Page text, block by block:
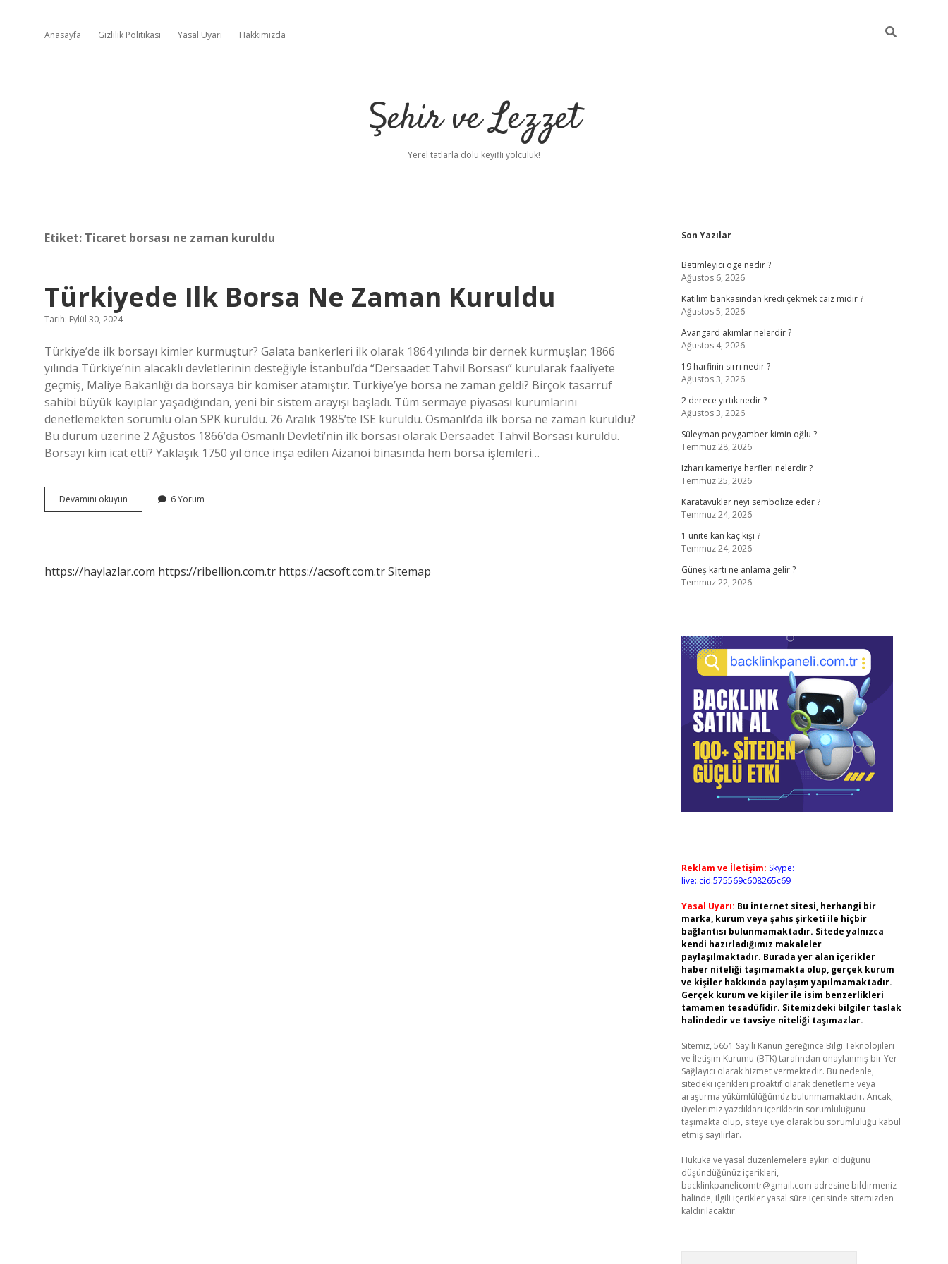
Anasayfa Gizlilik Politikası Yasal Uyarı Hakkımızda
Şehir ve Lezzet
Yerel tatlarla dolu keyifli yolculuk!
Etiket: Ticaret borsası ne zaman kuruldu
Türkiyede Ilk Borsa Ne Zaman Kuruldu
Tarih: Eylül 30, 2024
Türkiye’de ilk borsayı kimler kurmuştur? Galata bankerleri ilk olarak 1864 yılında bir dernek kurmuşlar; 1866
yılında Türkiye’nin alacaklı devletlerinin desteğiyle İstanbul’da “Dersaadet Tahvil Borsası” kurularak faaliyete
geçmiş, Maliye Bakanlığı da borsaya bir komiser atamıştır. Türkiye’ye borsa ne zaman geldi? Birçok tasarruf
sahibi büyük kayıplar yaşadığından, yeni bir sistem arayışı başladı. Tüm sermaye piyasası kurumlarını
denetlemekten sorumlu olan SPK kuruldu. 26 Aralık 1985’te ISE kuruldu. Osmanlı’da ilk borsa ne zaman kuruldu?
Bu durum üzerine 2 Ağustos 1866’da Osmanlı Devleti’nin ilk borsası olarak Dersaadet Tahvil Borsası kuruldu.
Borsayı kim icat etti? Yaklaşık 1750 yıl önce inşa edilen Aizanoi binasında hem borsa işlemleri…
Devamını okuyun Türkiyede
Ilk
6 Yorum
https://haylazlar.com https://ribellion.com.tr https://acsoft.com.trSitemap
Sidebar
Son Yazılar
Betimleyici öge nedir ?
Ağustos 6, 2026
Katılım bankasından kredi çekmek caiz midir ?
Ağustos 5, 2026
Avangard akımlar nelerdir ?
Ağustos 4, 2026
19 harfinin sırrı nedir ?
Ağustos 3, 2026
2 derece yırtık nedir ?
Ağustos 3, 2026
Süleyman peygamber kimin oğlu ?
Temmuz 28, 2026
Izharı kameriye harfleri nelerdir ?
Temmuz 25, 2026
Karatavuklar neyi sembolize eder ?
Temmuz 24, 2026
1 ünite kan kaç kişi ?
Temmuz 24, 2026
Güneş kartı ne anlama gelir ?
Temmuz 22, 2026
Reklam ve İletişim: Skype:
live:.cid.575569c608265c69
Yasal Uyarı: Bu internet sitesi, herhangi bir
marka, kurum veya şahıs şirketi ile hiçbir
bağlantısı bulunmamaktadır. Sitede yalnızca
kendi hazırladığımız makaleler
paylaşılmaktadır. Burada yer alan içerikler
haber niteliği taşımamakta olup, gerçek kurum
ve kişiler hakkında paylaşım yapılmamaktadır.
Gerçek kurum ve kişiler ile isim benzerlikleri
tamamen tesadüfidir. Sitemizdeki bilgiler taslak
halindedir ve tavsiye niteliği taşımazlar.
Sitemiz, 5651 Sayılı Kanun gereğince Bilgi Teknolojileri
ve İletişim Kurumu (BTK) tarafından onaylanmış bir Yer
Sağlayıcı olarak hizmet vermektedir. Bu nedenle,
sitedeki içerikleri proaktif olarak denetleme veya
araştırma yükümlülüğümüz bulunmamaktadır. Ancak,
üyelerimiz yazdıkları içeriklerin sorumluluğunu
taşımakta olup, siteye üye olarak bu sorumluluğu kabul
etmiş sayılırlar.
Hukuka ve yasal düzenlemelere aykırı olduğunu
düşündüğünüz içerikleri,
backlinkpanelicomtr@gmail.com adresine bildirmeniz
halinde, ilgili içerikler yasal süre içerisinde sitemizden
kaldırılacaktır.